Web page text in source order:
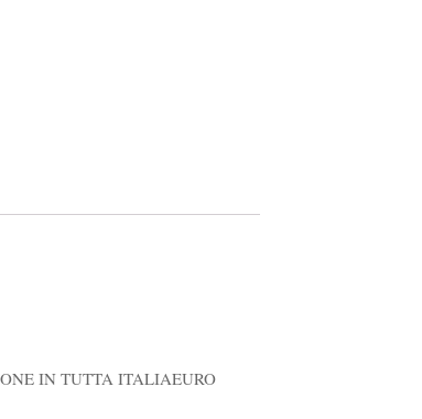
IN TUTTA ITALIAEURO